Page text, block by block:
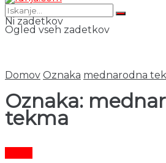
Ni zadetkov
Ogled vseh zadetkov
Domov Oznaka mednarodna
Oznaka:
tekma